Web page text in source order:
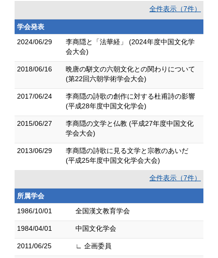
全件表示（7件）
学会発表
2024/06/29
李商隠と「法華経」 (2024年度中国文化学
会大会)
2018/06/16
晩唐の駢文の六朝文化との関わりについて
(第22回六朝学術学会大会)
2017/06/24
李商隠の詩歌の創作に対する杜甫詩の影響
(平成28年度中国文化学会)
2015/06/27
李商隠の文学と仏教 (平成27年度中国文化
学会大会)
2013/06/29
李商隠の詩歌に見る文学と宗教のあいだ
(平成25年度中国文化学会大会)
全件表示（7件）
所属学会
1986/10/01
全国漢文教育学会
1984/04/01 中国文化学会
2011/06/25 ∟ 企画委員